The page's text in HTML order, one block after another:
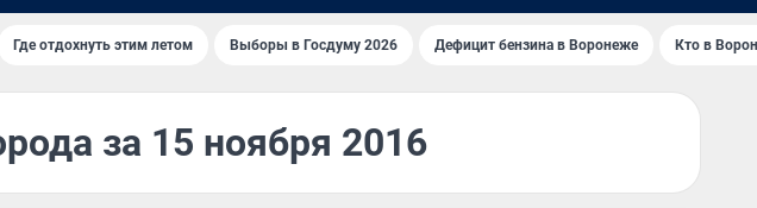
Где отдохнуть этим летом Выборы в Госдуму 2026 Дефицит бензина в Воронеже Кто в
за 15 ноября 2016